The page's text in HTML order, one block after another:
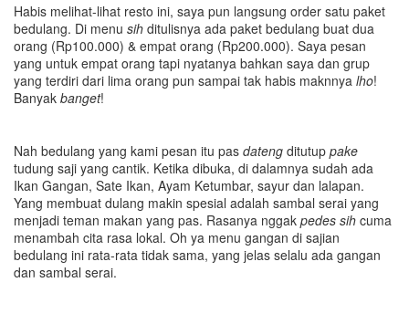
Habis melihat-lihat resto ini, saya pun langsung order satu paket
bedulang. Di menu sih ditulisnya ada paket bedulang buat dua
orang (Rp100.000) & empat orang (Rp200.000). Saya pesan
yang untuk empat orang tapi nyatanya bahkan saya dan grup
yang terdiri dari lima orang pun sampai tak habis maknnya lho!
Banyak banget!
Nah bedulang yang kami pesan itu pas dateng ditutup pake
tudung saji yang cantik. Ketika dibuka, di dalamnya sudah ada
Ikan Gangan, Sate Ikan, Ayam Ketumbar, sayur dan lalapan.
Yang membuat dulang makin spesial adalah sambal serai yang
menjadi teman makan yang pas. Rasanya nggak pedes sih cuma
menambah cita rasa lokal. Oh ya menu gangan di sajian
bedulang ini rata-rata tidak sama, yang jelas selalu ada gangan
dan sambal serai.